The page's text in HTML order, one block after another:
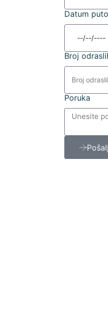
Datum
Broj
Poruka